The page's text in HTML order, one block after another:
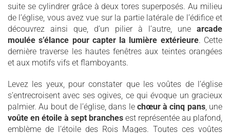
suite se cylindrer grâce à deux tores superposés. Au milieu
de l’église, vous avez vue sur la partie latérale de l’édifice et
découvrez ainsi que, d’un pilier à l’autre, une arcade
moulée s’élance pour capter la lumière extérieure. Cette
dernière traverse les hautes fenêtres aux teintes orangées
et aux motifs vifs et flamboyants.
Levez les yeux, pour constater que les voûtes de l’église
s’entrecroisent avec ses ogives, ce qui évoque un gracieux
palmier. Au bout de l’église, dans le chœur à cinq pans, une
voûte en étoile à sept branches est représentée au plafond,
emblème de l’étoile des Rois Mages. Toutes ces voûtes